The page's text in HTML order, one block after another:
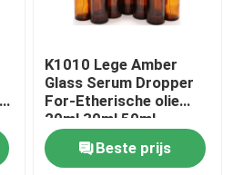
K1010 Lege Amber
Glass Serum Dropper
For-Etherische olie
20ml 30ml 50ml
Beste prijs